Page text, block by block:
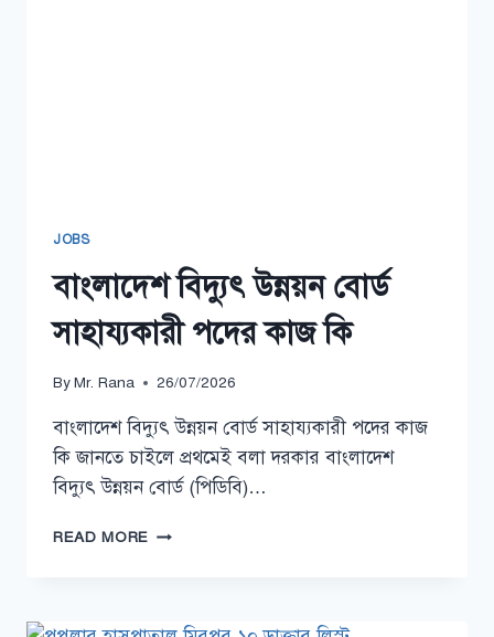
JOBS
বাংলাদেশ বিদ্যুৎ উন্নয়ন বোর্ড
সাহায্যকারী পদের কাজ কি
ByMr. Rana 26/07/2026
বাংলাদেশ বিদ্যুৎ উন্নয়ন বোর্ড সাহায্যকারী পদের কাজ
কি জানতে চাইলে প্রথমেই বলা দরকার বাংলাদেশ
বিদ্যুৎ উন্নয়ন বোর্ড (পিডিবি)…
READ MORE বাংলাদেশ
সাহায্যকারী